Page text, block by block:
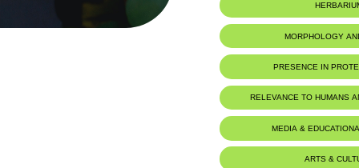
MORPHOLOGY
Botanic Description
canescente.
-Stipules triangulaires, ciliées.
4-6 paires de folioles, parfois ovées à
aiguës, atteignant jusqu'à 1 cm. de long.
-Grappes florifères terminales, étirées
devenant plus ou moins flexueux.
PRESENCE IN
RELEVANCE TO HUMANS
Food for animals :Mustela
MEDIA &
ARTS &